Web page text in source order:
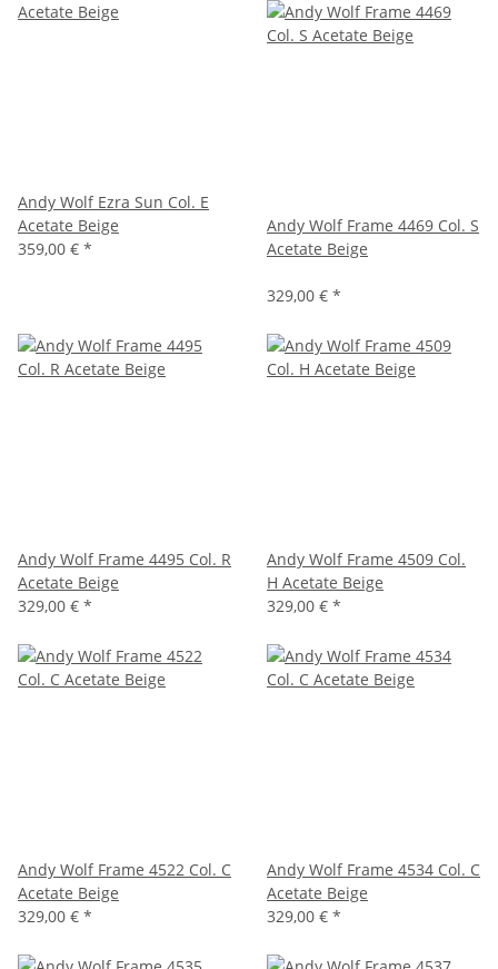
Andy Wolf Ezra Sun Col. E
Acetate Beige
359,00 € *
Andy Wolf Frame 4469 Col. S
Acetate Beige
329,00 € *
Andy Wolf Frame 4495 Col. R
Acetate Beige
329,00 € *
Andy Wolf Frame 4509 Col.
H Acetate Beige
329,00 € *
Andy Wolf Frame 4522 Col. C
Acetate Beige
329,00 € *
Andy Wolf Frame 4534 Col. C
Acetate Beige
329,00 € *